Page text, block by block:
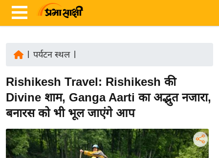
ज़ा
ख
र
रा
ष्ट्री
पर्यटन स्थल|
Rishikesh Travel: Rishikesh की
Divine शाम, Ganga Aarti का अद्भुत नजारा,
बनारस को भी भूल जाएंगे आप